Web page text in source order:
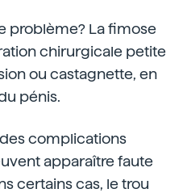
problème? La fimose
chirurgicale petite
ou castagnette, en
pénis.
des complications
apparaître faute
certains cas, le trou